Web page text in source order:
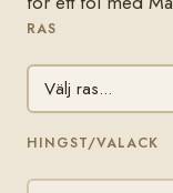
RAS
HINGST/VALACK